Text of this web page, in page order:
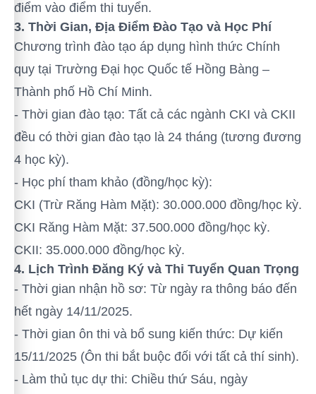
điểm vào điểm thi tuyển.
3. Thời Gian, Địa Điểm Đào Tạo và Học Phí
Chương trình đào tạo áp dụng hình thức Chính
quy tại Trường Đại học Quốc tế Hồng Bàng –
Thành phố Hồ Chí Minh.
- Thời gian đào tạo: Tất cả các ngành CKI và CKII
đều có thời gian đào tạo là 24 tháng (tương đương
4 học kỳ).
- Học phí tham khảo (đồng/học kỳ):
CKI (Trừ Răng Hàm Mặt): 30.000.000 đồng/học kỳ.
CKI Răng Hàm Mặt: 37.500.000 đồng/học kỳ.
CKII: 35.000.000 đồng/học kỳ.
4. Lịch Trình Đăng Ký và Thi Tuyển Quan Trọng
- Thời gian nhận hồ sơ: Từ ngày ra thông báo đến
hết ngày 14/11/2025.
- Thời gian ôn thi và bổ sung kiến thức: Dự kiến
15/11/2025 (Ôn thi bắt buộc đối với tất cả thí sinh).
- Làm thủ tục dự thi: Chiều thứ Sáu, ngày